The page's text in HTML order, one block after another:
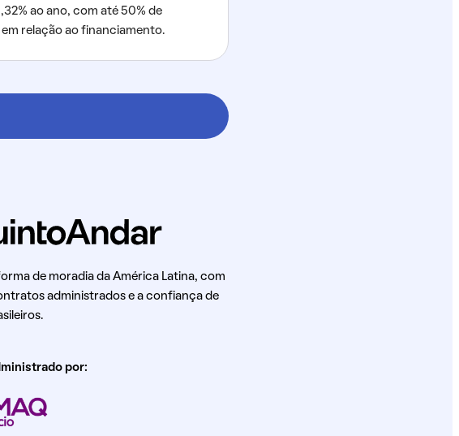
ao ano, com até 50% de
relação ao financiamento.
de moradia da América Latina, com
administrados e a confiança de
por: